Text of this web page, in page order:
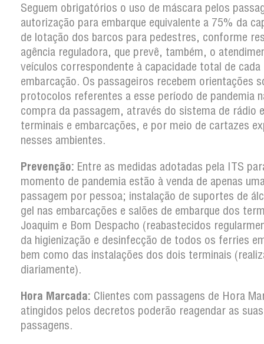
Seguem obrigatórios o uso de máscara pelos
autorização para embarque equivalente a 75% da
de lotação dos barcos para pedestres, conforme
agência reguladora, que prevê, também, o
veículos correspondente à capacidade total de cada
embarcação. Os passageiros recebem orientações
protocolos referentes a esse período de pandemia
compra da passagem, através do sistema de rádio
terminais e embarcações, e por meio de cartazes
nesses ambientes.
Prevenção: Entre as medidas adotadas pela ITS
momento de pandemia estão à venda de apenas
passagem por pessoa; instalação de suportes de
gel nas embarcações e salões de embarque dos
Joaquim e Bom Despacho (reabastecidos
da higienização e desinfecção de todos os ferries
bem como das instalações dos dois terminais
diariamente).
Hora Marcada: Clientes com passagens de Hora
atingidos pelos decretos poderão reagendar as suas
passagens.